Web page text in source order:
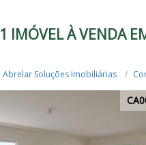
1 IMÓVEL À VENDA
Abrelar Soluções Imobiliárias